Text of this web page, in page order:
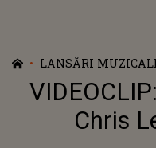
LANSĂRI
Chris